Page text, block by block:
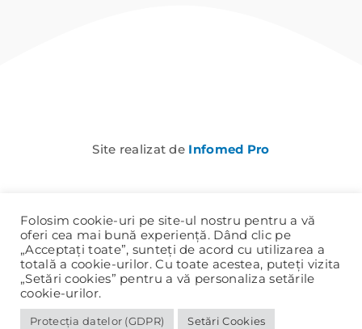
Site realizat de Infomed Pro
Folosim cookie-uri pe site-ul nostru pentru a vă
oferi cea mai bună experiență. Dând clic pe
„Acceptați toate”, sunteți de acord cu utilizarea a
totală a cookie-urilor. Cu toate acestea, puteți vizita
„Setări cookies” pentru a vă personaliza setările
cookie-urilor.
Protecția datelor (GDPR) Setări Cookies